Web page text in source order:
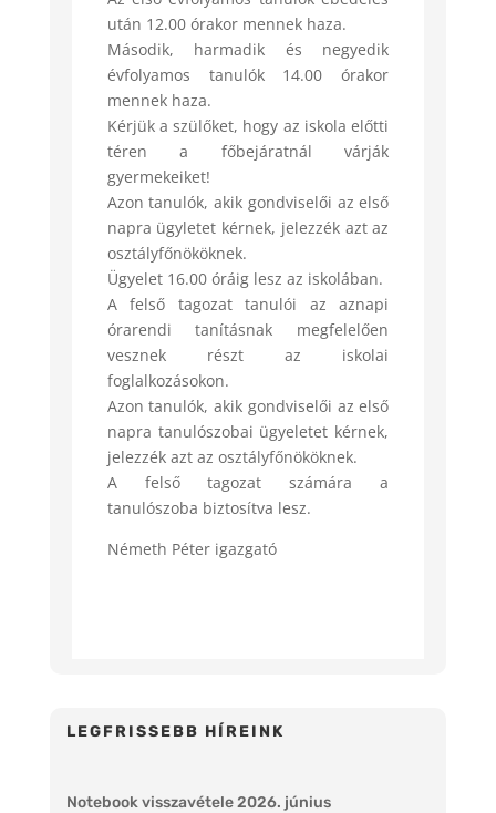
után 12.00 órakor mennek haza.
Második, harmadik és negyedik
évfolyamos tanulók 14.00 órakor
mennek haza.
Kérjük a szülőket, hogy az iskola előtti
téren a főbejáratnál várják
gyermekeiket!
Azon tanulók, akik gondviselői az első
napra ügyletet kérnek, jelezzék azt az
osztályfőnököknek.
Ügyelet 16.00 óráig lesz az iskolában.
A felső tagozat tanulói az aznapi
órarendi tanításnak megfelelően
vesznek részt az iskolai
foglalkozásokon.
Azon tanulók, akik gondviselői az első
napra tanulószobai ügyeletet kérnek,
jelezzék azt az osztályfőnököknek.
A felső tagozat számára a
tanulószoba biztosítva lesz.
Németh Péter igazgató
LEGFRISSEBB HÍREINK
Notebook visszavétele 2026. június